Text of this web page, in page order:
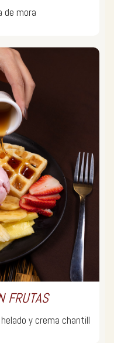
de mora
FRUTAS
y crema chantill